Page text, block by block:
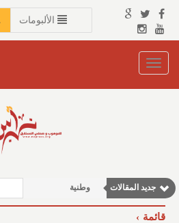
الألبومات
Toggle
navigation
جديد المقالات
نوافذ الثقافة و الأدب
وطنية
مقالات إقتصادية
قائمة